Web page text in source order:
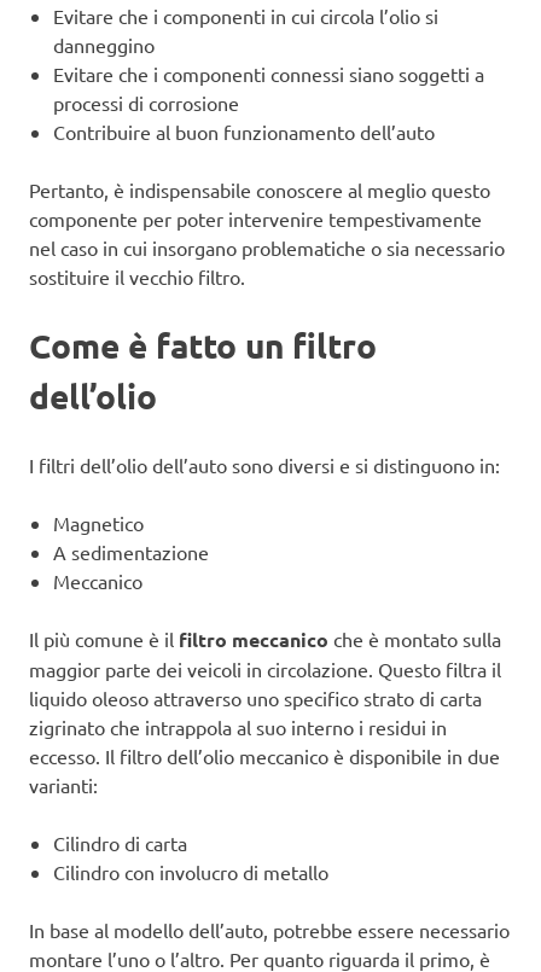
Evitare che i componenti in cui circola l’olio si
danneggino
Evitare che i componenti connessi siano soggetti a
processi di corrosione
Contribuire al buon funzionamento dell’auto
Pertanto, è indispensabile conoscere al meglio questo
componente per poter intervenire tempestivamente
nel caso in cui insorgano problematiche o sia necessario
sostituire il vecchio filtro.
Come è fatto un filtro
dell’olio
I filtri dell’olio dell’auto sono diversi e si distinguono in:
Magnetico
A sedimentazione
Meccanico
Il più comune è il filtro meccanico che è montato sulla
maggior parte dei veicoli in circolazione. Questo filtra il
liquido oleoso attraverso uno specifico strato di carta
zigrinato che intrappola al suo interno i residui in
eccesso. Il filtro dell’olio meccanico è disponibile in due
varianti:
Cilindro di carta
Cilindro con involucro di metallo
In base al modello dell’auto, potrebbe essere necessario
montare l’uno o l’altro. Per quanto riguarda il primo, è